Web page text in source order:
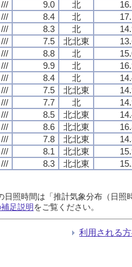
/// 9.0 北
/// 8.4 北
/// 8.3 北
/// 7.5 北北東
/// 8.8 北
/// 9.9 北
/// 8.4 北
/// 7.5 北北東
/// 7.7 北
/// 8.5 北北東
/// 8.6 北北東
/// 7.8 北北東
/// 8.1 北北東
/// 8.3 北北東
日照時間は「推計気象分布（日
足説明をご覧ください。
利用される